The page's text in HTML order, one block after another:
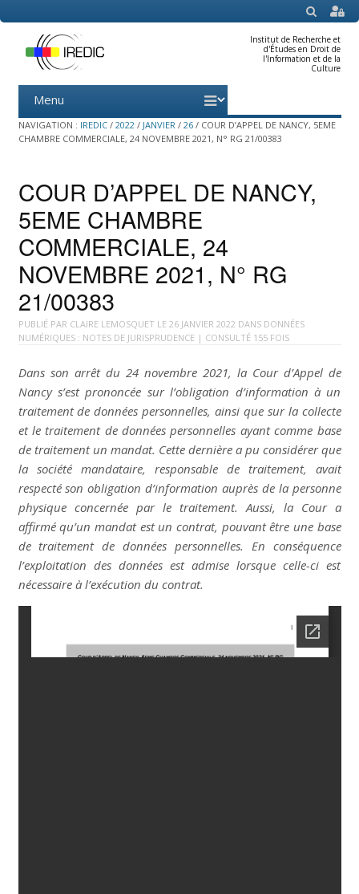
SEARCH
Institut de Recherche et
d'Études en Droit de
l'Information et de la
Culture
Menu
content
NAVIGATION : IREDIC / 2022 / JANVIER / 26 / COUR D’APPEL DE NANCY, 5EME
CHAMBRE COMMERCIALE, 24 NOVEMBRE 2021, N° RG 21/00383
COUR D’APPEL DE NANCY,
5EME CHAMBRE
COMMERCIALE, 24
NOVEMBRE 2021, N° RG
21/00383
PUBLIÉ PAR CLAIRE LEMOSQUET LE 26 JANVIER 2022 DANS DONNÉES
NUMÉRIQUES : NOTES DE JURISPRUDENCE | CONSULTÉ 155 FOIS
Dans son arrêt du 24 novembre 2021, la Cour d’Appel de
Nancy s’est prononcée sur l’obligation d’information à un
traitement de données personnelles, ainsi que sur la collecte
et le traitement de données personnelles ayant comme base
de traitement un mandat. Cette dernière a pu considérer que
la société mandataire, responsable de traitement, avait
respecté son obligation d’information auprès de la personne
physique concernée par le traitement. Aussi, la Cour a
affirmé qu’un mandat est un contrat, pouvant être une base
de traitement de données personnelles. En conséquence
l’exploitation des données est admise lorsque celle-ci est
nécessaire à l’exécution du contrat.